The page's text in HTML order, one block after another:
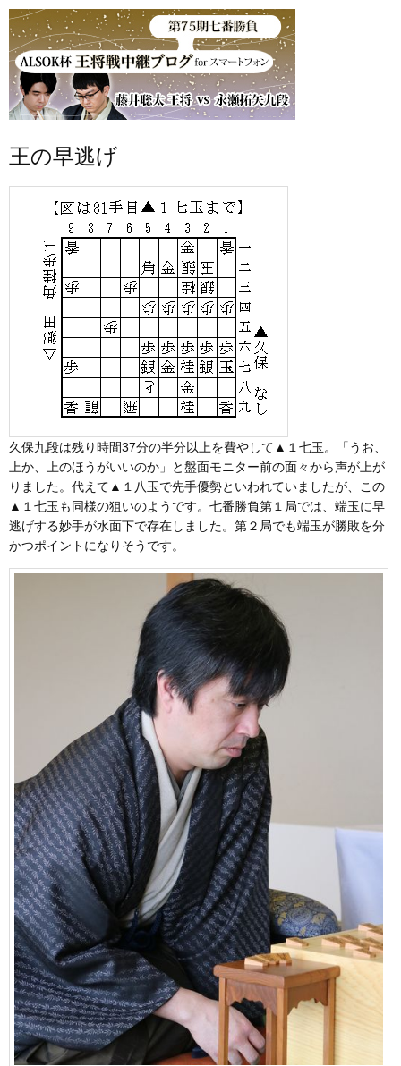
王の早逃げ
久保九段は残り時間37分の半分以上を費やして▲１七玉。「うお、
上か、上のほうがいいのか」と盤面モニター前の面々から声が上が
りました。代えて▲１八玉で先手優勢といわれていましたが、この
▲１七玉も同様の狙いのようです。七番勝負第１局では、端玉に早
逃げする妙手が水面下で存在しました。第２局でも端玉が勝敗を分
かつポイントになりそうです。